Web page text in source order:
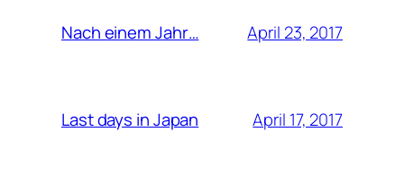
Nach einem Jahr… April 23, 2017
Last days in Japan April 17, 2017